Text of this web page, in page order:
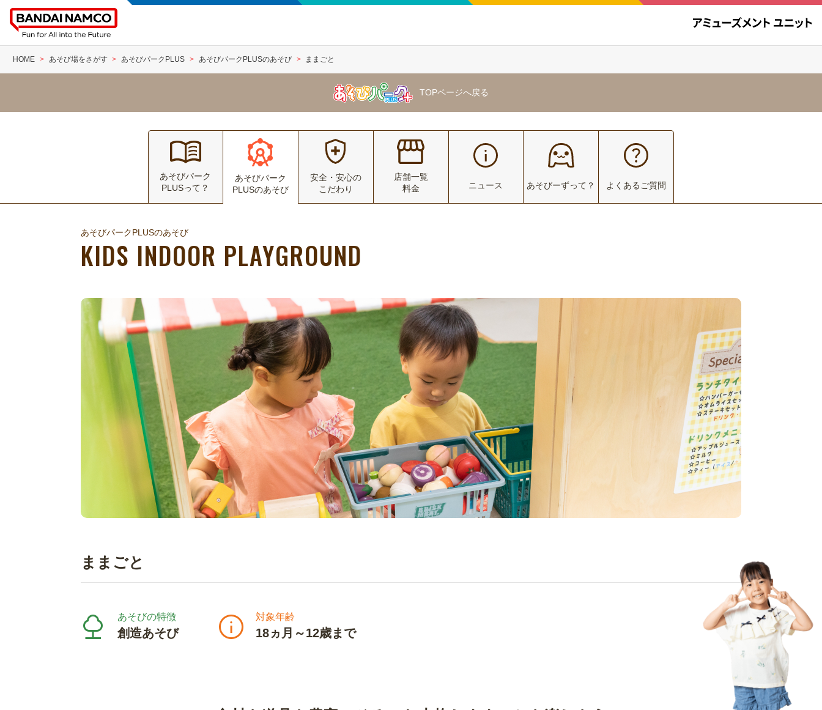
HOME あそび場をさがす あそびパークPLUS あそびパークPLUSのあそび ままごと
TOPページへ戻る
あそびパーク
PLUSって？
あそびパーク
PLUSのあそび
安全・安心の
こだわり
店舗一覧
料金
ニュース あそびーずって？ よくあるご質問
あそびパークPLUSのあそび
KIDS INDOOR PLAYGROUND
ままごと
あそびの特徴
創造あそび
対象年齢
18ヵ月～12歳まで